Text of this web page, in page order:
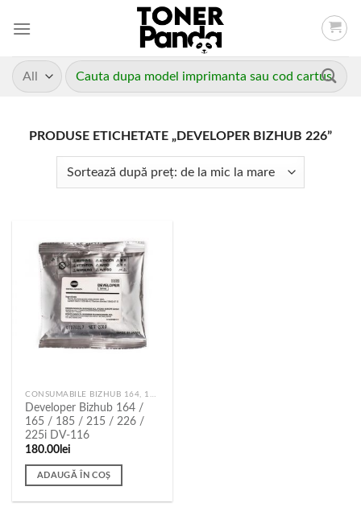
Caută
după:
PRODUSE ETICHETATE „DEVELOPER BIZHUB 226”
CONSUMABILE BIZHUB 164, 165, 185, 215, 226, 225I
Developer Bizhub 164 /
165 / 185 / 215 / 226 /
225i DV-116
180.00 lei
ADAUGĂ ÎN COȘ